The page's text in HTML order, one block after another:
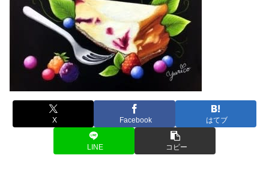
X Facebook はてブ
LINE コピー